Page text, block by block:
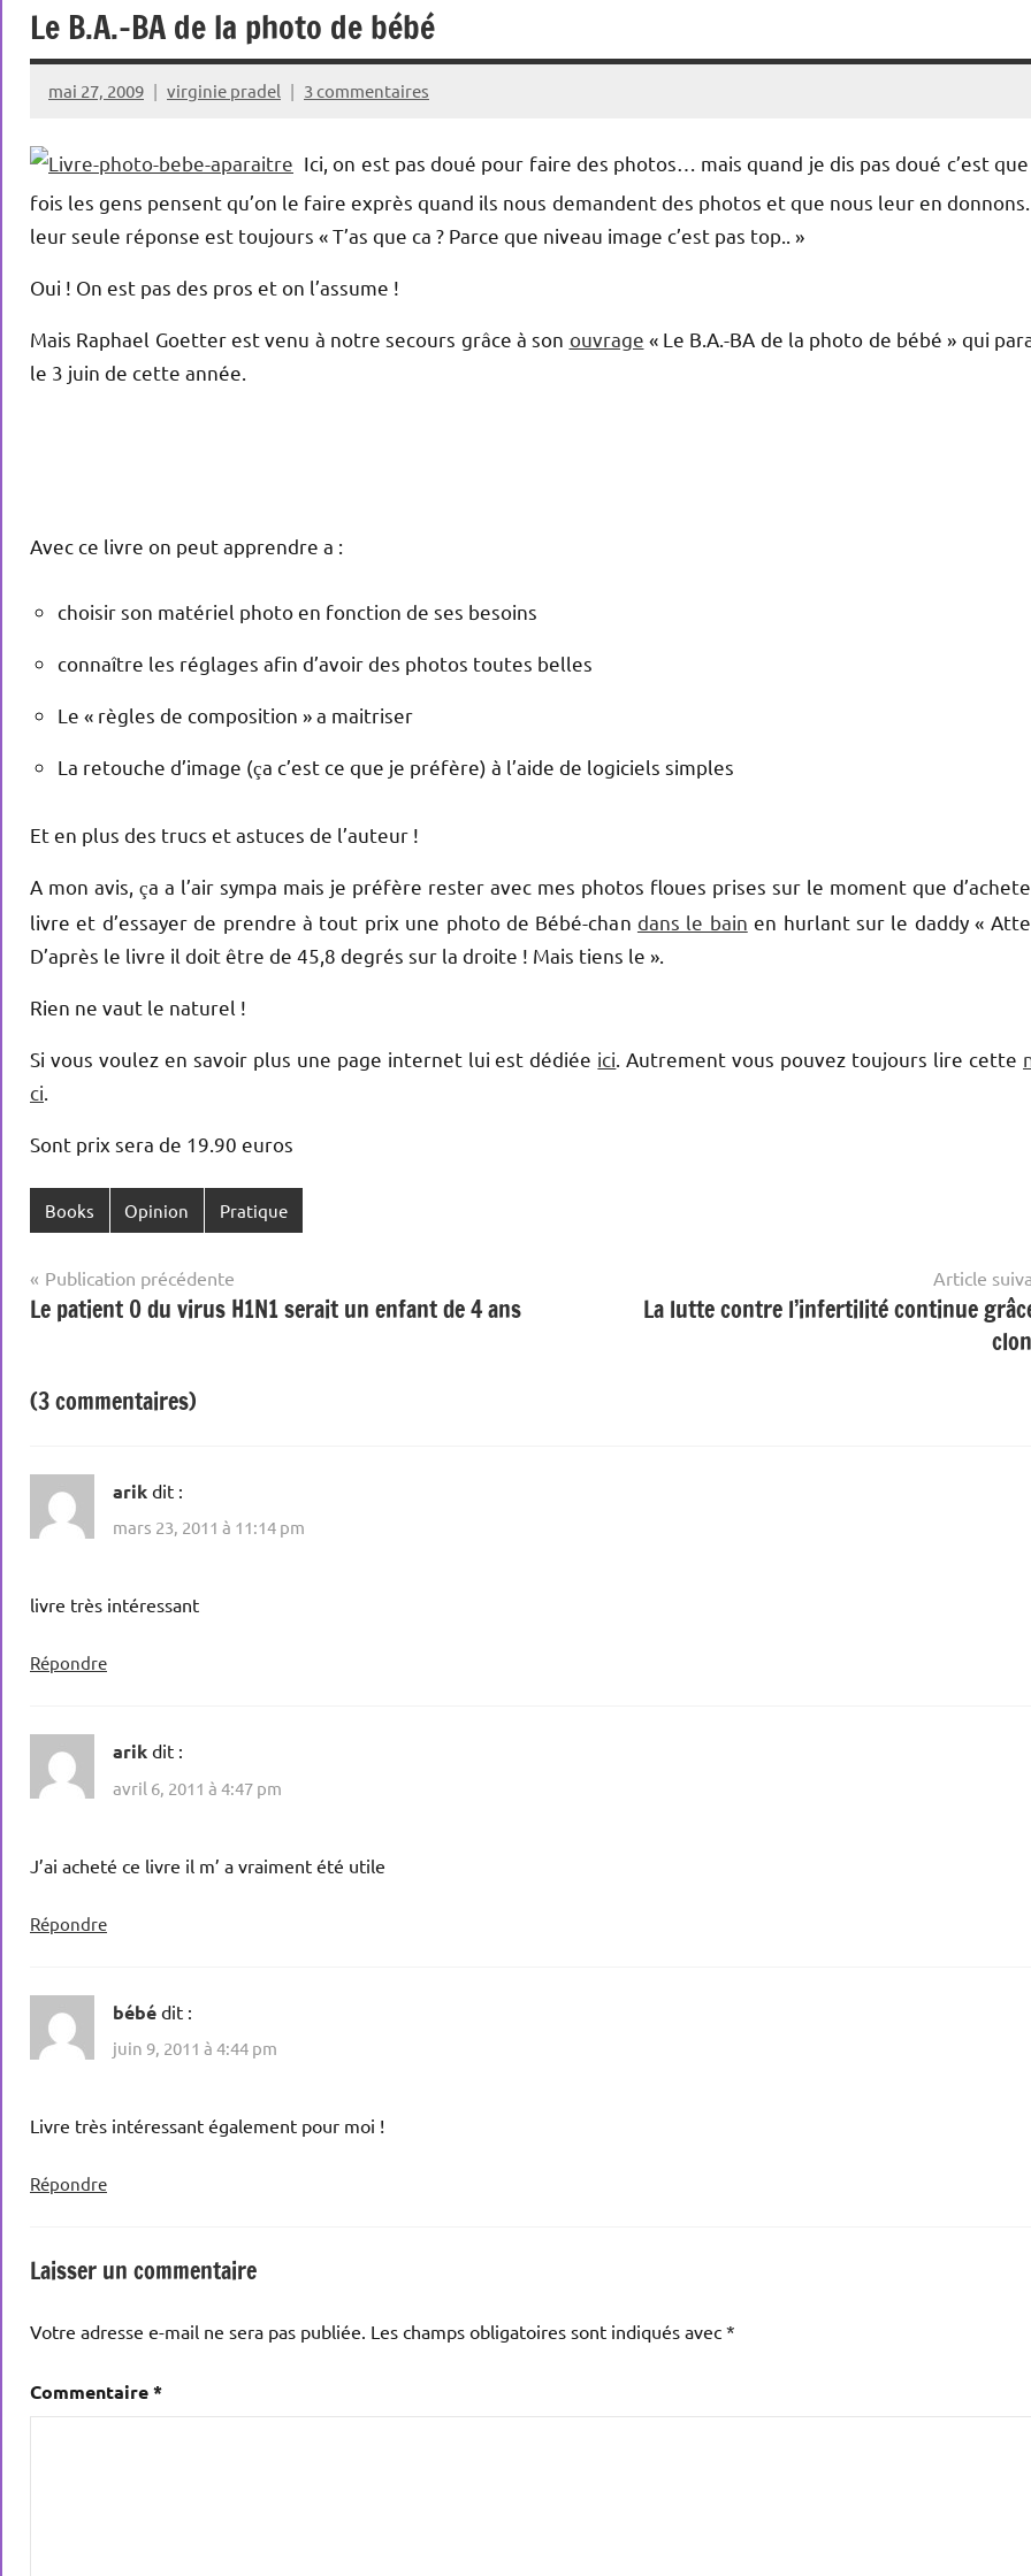
Le B.A.-BA de la photo de bébé
mai 27, 2009 virginie pradel 3 commentaires
Ici, on est pas doué pour faire des photos… mais quand je dis pas doué c’est
fois les gens pensent qu’on le faire exprès quand ils nous demandent des photos et que nous leur en
leur seule réponse est toujours « T’as que ca ? Parce que niveau image c’est pas top.. »
Oui ! On est pas des pros et on l’assume !
Mais Raphael Goetter est venu à notre secours grâce à son ouvrage « Le B.A.-BA de la photo de bébé » qui
le 3 juin de cette année.
Avec ce livre on peut apprendre a :
choisir son matériel photo en fonction de ses besoins
connaître les réglages afin d’avoir des photos toutes belles
Le « règles de composition » a maitriser
La retouche d’image (ça c’est ce que je préfère) à l’aide de logiciels simples
Et en plus des trucs et astuces de l’auteur !
A mon avis, ça a l’air sympa mais je préfère rester avec mes photos floues prises sur le moment que
livre et d’essayer de prendre à tout prix une photo de Bébé-chan dans le bain en hurlant sur le daddy «
D’après le livre il doit être de 45,8 degrés sur la droite ! Mais tiens le ».
Rien ne vaut le naturel !
Si vous voulez en savoir plus une page internet lui est dédiée ici . Autrement vous pouvez toujours lire cette
ci
Sont prix sera de 19.90 euros
Books Opinion Pratique
Navigation
de
Publication précédente
Le patient 0 du virus H1N1 serait un enfant de 4 ans
Article
La lutte contre l’infertilité continue
(3 commentaires)
arik dit :
mars 23, 2011 à 11:14 pm
livre très intéressant
Répondre
arik dit :
avril 6, 2011 à 4:47 pm
J’ai acheté ce livre il m’ a vraiment été utile
Répondre
bébé dit :
juin 9, 2011 à 4:44 pm
Livre très intéressant également pour moi !
Répondre
Laisser un commentaire
Votre adresse e-mail ne sera pas publiée. Les champs obligatoires sont indiqués avec *
Commentaire*